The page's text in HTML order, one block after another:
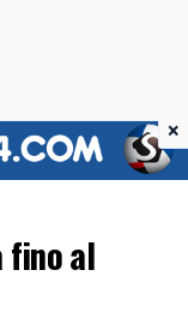
fino al
×